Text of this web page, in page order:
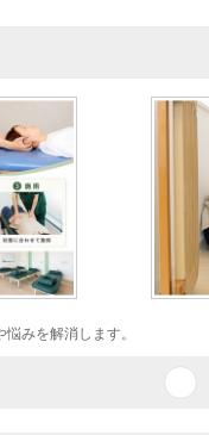
みを解消します。